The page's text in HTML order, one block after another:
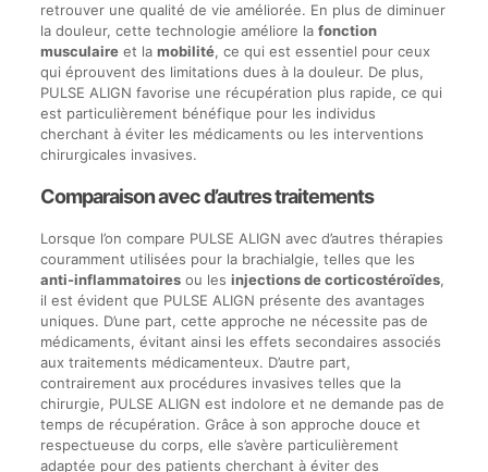
retrouver une qualité de vie améliorée. En plus de diminuer
la douleur, cette technologie améliore la fonction
musculaireet la mobilité, ce qui est essentiel pour ceux
qui éprouvent des limitations dues à la douleur. De plus,
PULSE ALIGN favorise une récupération plus rapide, ce qui
est particulièrement bénéfique pour les individus
cherchant à éviter les médicaments ou les interventions
chirurgicales invasives.
Comparaison avec d’autres traitements
Lorsque l’on compare PULSE ALIGN avec d’autres thérapies
couramment utilisées pour la brachialgie, telles que les
anti-inflammatoiresou les injections de corticostéroïdes,
il est évident que PULSE ALIGN présente des avantages
uniques. D’une part, cette approche ne nécessite pas de
médicaments, évitant ainsi les effets secondaires associés
aux traitements médicamenteux. D’autre part,
contrairement aux procédures invasives telles que la
chirurgie, PULSE ALIGN est indolore et ne demande pas de
temps de récupération. Grâce à son approche douce et
respectueuse du corps, elle s’avère particulièrement
adaptée pour des patients cherchant à éviter des